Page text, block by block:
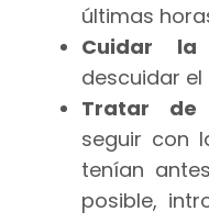
últimas
Cuidar la
descuidar el
Tratar de
seguir con
tenían
posible,